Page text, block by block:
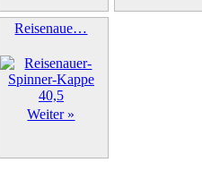
Reisenaue…
Weiter »